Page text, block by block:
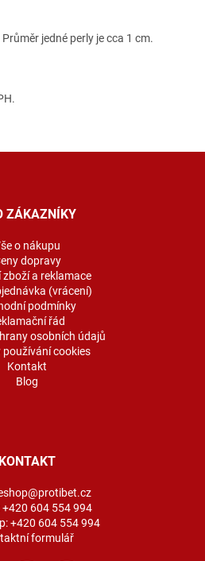
jedné perly je cca 1 cm.
ZÁKAZNÍKY
o nákupu
dopravy
zboží a reklamace
(vrácení)
podmínky
řád
osobních údajů
používání cookies
Kontakt
Blog
KONTAKT
+420 604 554 994
+420 604 554 994
formulář